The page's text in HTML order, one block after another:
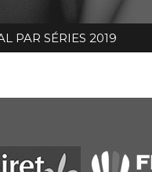
PAR SÉRIES 2019